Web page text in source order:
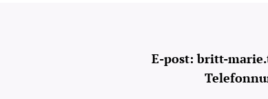
E-post: britt-